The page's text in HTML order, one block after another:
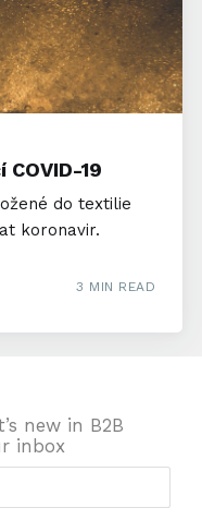
19
do textilie
koronavir.
3 MIN READ
new in B2B
inbox